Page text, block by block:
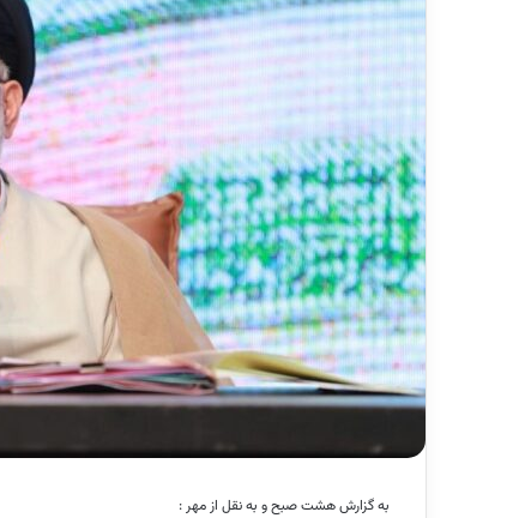
به گزارش هشت صبح و به نقل از مهر :